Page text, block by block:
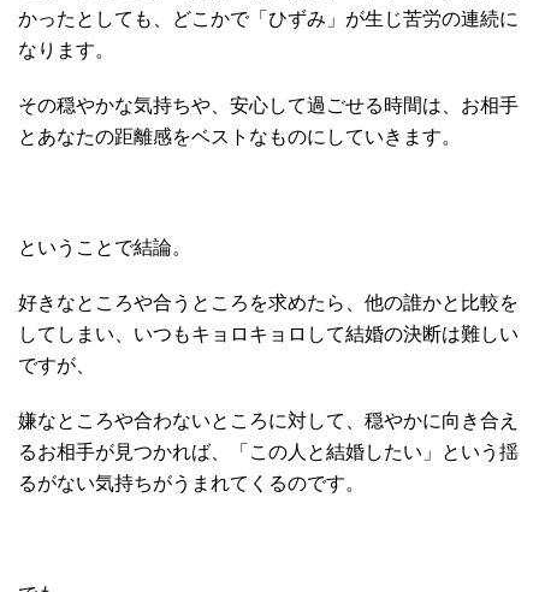
かったとしても、どこかで「ひずみ」が生じ苦労の連続に
なります。
その穏やかな気持ちや、安心して過ごせる時間は、お相手
とあなたの距離感をベストなものにしていきます。
ということで結論。
好きなところや合うところを求めたら、他の誰かと比較を
してしまい、いつもキョロキョロして結婚の決断は難しい
ですが、
嫌なところや合わないところに対して、穏やかに向き合え
るお相手が見つかれば、「この人と結婚したい」という揺
るがない気持ちがうまれてくるのです。